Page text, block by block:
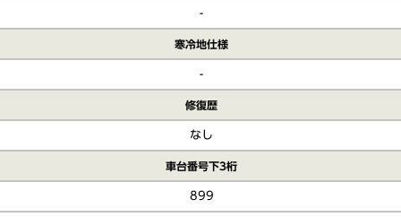
-
寒冷地仕様
-
修復歴
なし
車台番号下3桁
899